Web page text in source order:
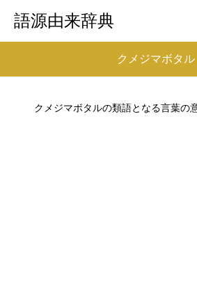
語源由来辞典
クメジマボタル
クメジマボタルの類語となる言葉の